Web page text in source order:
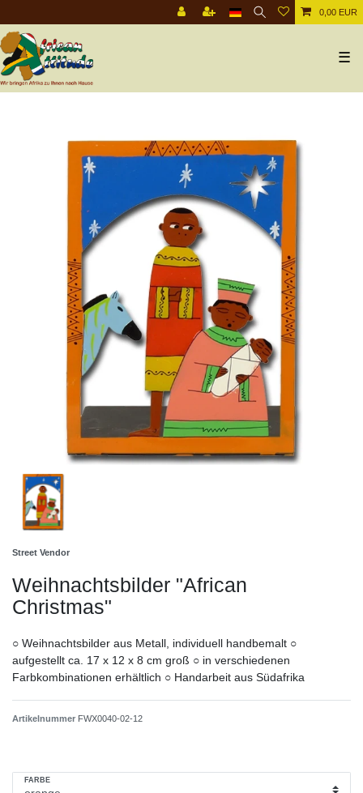
0,00 EUR
☰
Street Vendor
Weihnachtsbilder "African
Christmas"
○ Weihnachtsbilder aus Metall, individuell handbemalt ○
aufgestellt ca. 17 x 12 x 8 cm groß ○ in verschiedenen
Farbkombinationen erhältlich ○ Handarbeit aus Südafrika
Artikelnummer FWX0040-02-12
FARBE